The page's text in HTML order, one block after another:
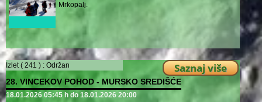
Mrkopalj.
Izlet ( 241 ) : Održan Saznaj više
28. VINCEKOV POHOD - MURSKO SREDIŠĆE
18.01.2026 05:45 h do 18.01.2026 20:00